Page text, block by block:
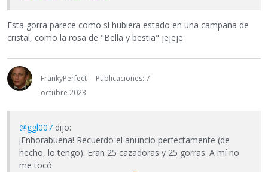
Esta gorra parece como si hubiera estado en una campana de
cristal, como la rosa de "Bella y bestia" jejeje
FrankyPerfect
Publicaciones: 7
octubre 2023
@ggl007 dijo:
¡Enhorabuena! Recuerdo el anuncio perfectamente (de
hecho, lo tengo). Eran 25 cazadoras y 25 gorras. A mí no
me tocó